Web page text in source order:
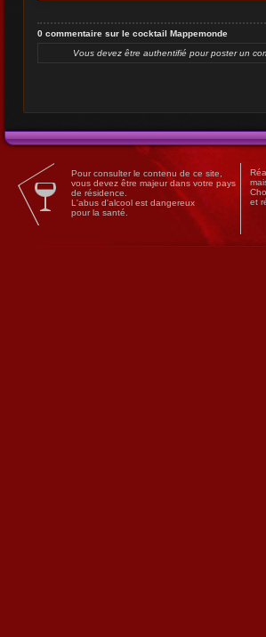
0 commentaire sur le cocktail Mappemonde
Vous devez être authentifié pour poster un
Pour consulter le contenu de ce site,
vous devez être majeur dans votre pays
de résidence.
L'abus d'alcool est dangereux
pour la santé.
et